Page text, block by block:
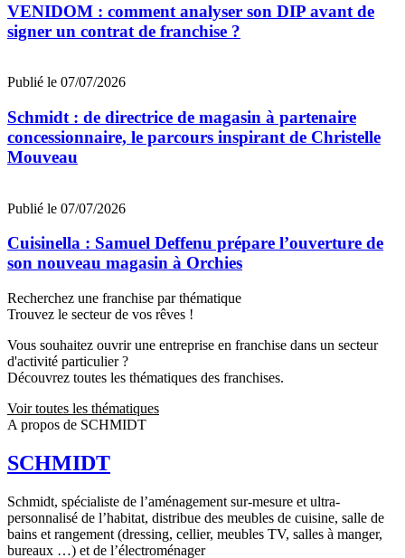
VENIDOM : comment analyser son DIP avant de
signer un contrat de franchise ?
Publié le 07/07/2026
Schmidt : de directrice de magasin à partenaire
concessionnaire, le parcours inspirant de Christelle
Mouveau
Publié le 07/07/2026
Cuisinella : Samuel Deffenu prépare l’ouverture de
son nouveau magasin à Orchies
Recherchez une franchise par thématique
Trouvez le secteur de vos rêves !
Vous souhaitez ouvrir une entreprise en franchise dans un secteur
d'activité particulier ?
Découvrez toutes les thématiques des franchises.
Voir toutes les thématiques
A propos de SCHMIDT
SCHMIDT
Schmidt, spécialiste de l’aménagement sur-mesure et ultra-
personnalisé de l’habitat, distribue des meubles de cuisine, salle de
bains et rangement (dressing, cellier, meubles TV, salles à manger,
bureaux …) et de l’électroménager